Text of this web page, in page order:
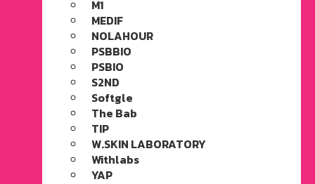
M1
MEDIF
NOLAHOUR
PSBBIO
PSBIO
S2ND
Softgle
The Bab
TIP
W.SKIN LABORATORY
Withlabs
YAP